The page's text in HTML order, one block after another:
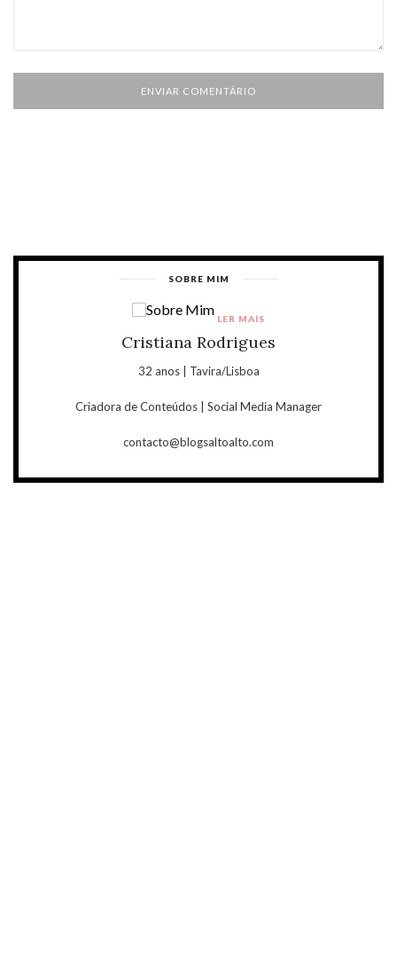
SOBRE MIM
Cristiana Rodrigues
32 anos | Tavira/Lisboa
Criadora de Conteúdos | Social Media Manager
contacto@blogsaltoalto.com
LER MAIS